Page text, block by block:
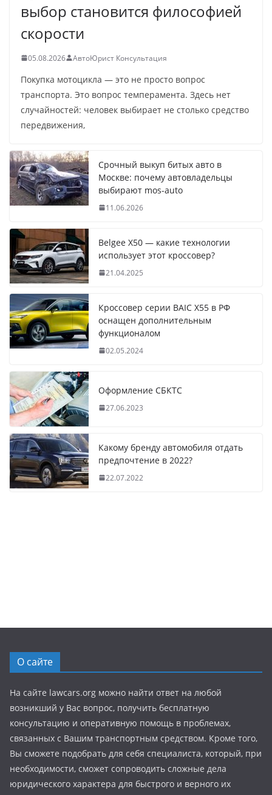
выбор становится философией
скорости
05.08.2026 АвтоЮрист Консультация
Покупка мотоцикла — это не просто вопрос
транспорта. Это вопрос темперамента. Здесь нет
случайностей: человек выбирает не столько средство
передвижения,
Срочный выкуп битых авто в
Москве: почему автовладельцы
выбирают mos-auto
11.06.2026
Belgee X50 — какие технологии
использует этот кроссовер?
21.04.2025
Кроссовер серии BAIC X55 в РФ
оснащен дополнительным
функционалом
02.05.2024
Оформление СБКТС
27.06.2023
Какому бренду автомобиля отдать
предпочтение в 2022?
22.07.2022
О сайте
На сайте lawcars.org можно найти ответ на любой
возникший у Вас вопрос, получить бесплатную
консультацию и оперативную помощь в проблемах,
связанных с Вашим транспортным средством. Кроме того,
Вы сможете подобрать для себя специалиста, который, при
необходимости, сможет сопроводить сложные дела
юридического характера для быстрого и верного их